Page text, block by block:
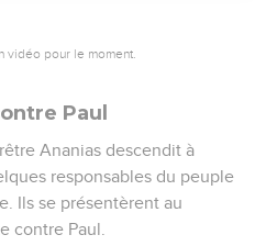
vidéo pour le moment.
Paul
Ananias descendit à
responsables du peuple
Ils se présentèrent au
contre Paul.